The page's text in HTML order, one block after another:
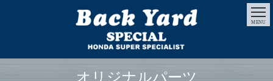
MENU
オリジナルパーツ